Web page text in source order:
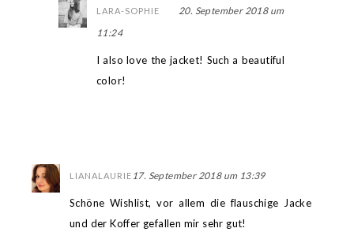
LARA-SOPHIE
20. September 2018 um
11:24
I also love the jacket! Such a beautiful
color!
LIANALAURIE17. September 2018 um 13:39
Schöne Wishlist, vor allem die flauschige Jacke
und der Koffer gefallen mir sehr gut!